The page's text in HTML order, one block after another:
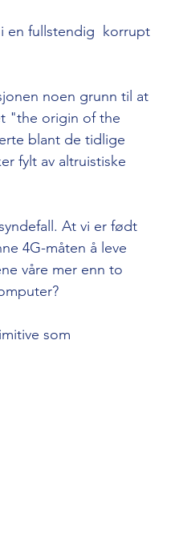
en fullstendig  korrupt
noen grunn til at
"the origin of the
blant de tidlige
fylt av altruistiske
At vi er født
4G-måten å leve
våre mer enn to
computer?
som